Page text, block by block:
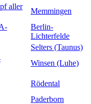
aller
Memmingen
Berlin-
Lichterfelde
Selters (Taunus)
Winsen (Luhe)
Rödental
Paderborn